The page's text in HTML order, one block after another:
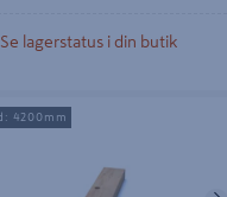
Se lagerstatus i din butik
45X95X4200 C24
4200mm